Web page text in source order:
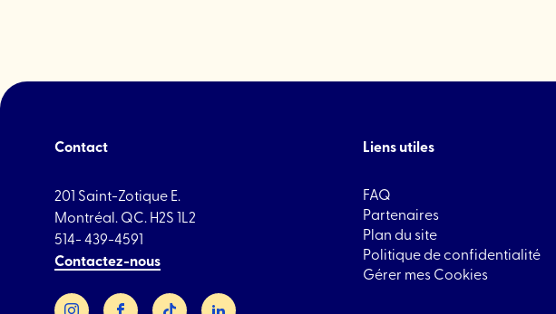
Contact
201 Saint-Zotique E.
Montréal. QC. H2S 1L2
514- 439-4591
Contactez-nous
InstagramFacebookTikTok LinkedIn
Liens utiles
FAQ
Partenaires
Plan du site
Politique de confidentialité
Gérer mes Cookies